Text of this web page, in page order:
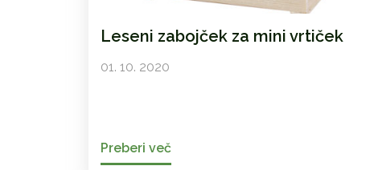
Leseni zabojček za mini vrtiček
01. 10. 2020
Preberi več